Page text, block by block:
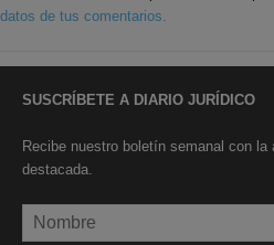
datos de tus comentarios.
SUSCRÍBETE A DIARIO JURÍDICO
Recibe nuestro boletín semanal con
destacada.